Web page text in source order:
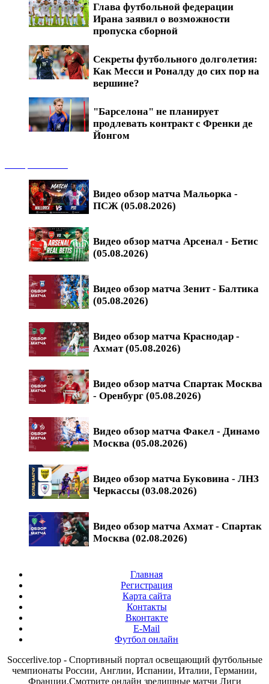
Глава футбольной федерации
Ирана заявил о возможности
пропуска сборной
Секреты футбольного долголетия:
Как Месси и Роналду до сих пор на
вершине?
"Барселона" не планирует
продлевать контракт с Френки де
Йонгом
Видео обзор матча Мальорка -
ПСЖ (05.08.2026)
Видео обзор матча Арсенал - Бетис
(05.08.2026)
Видео обзор матча Зенит - Балтика
(05.08.2026)
Видео обзор матча Краснодар -
Ахмат (05.08.2026)
Видео обзор матча Спартак Москва
- Оренбург (05.08.2026)
Видео обзор матча Факел - Динамо
Москва (05.08.2026)
Видео обзор матча Буковина - ЛНЗ
Черкассы (03.08.2026)
Видео обзор матча Ахмат - Спартак
Москва (02.08.2026)
Главная
Регистрация
Карта сайта
Контакты
Вконтакте
E-Mail
Футбол онлайн
Soccerlive.top - Спортивный портал освещающий футбольные
чемпионаты России, Англии, Испании, Италии, Германии,
Франции.Смотрите онлайн зрелищные матчи Лиги